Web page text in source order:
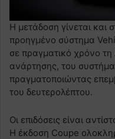
Η μετάδοση γίνεται και
προηγμένο σύστημα
σε πραγματικό χρόνο τη
ανάρτησης, του
πραγματοποιώντας
του δευτερολέπτου.
Οι επιδόσεις είναι
Η έκδοση Coupe